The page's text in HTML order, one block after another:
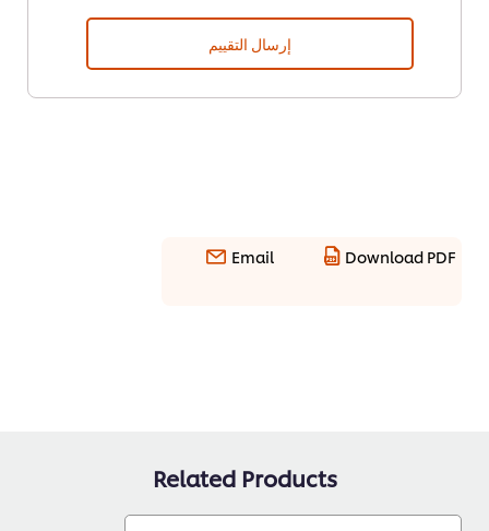
إرسال التقييم
Download PDF
Email
Related Products